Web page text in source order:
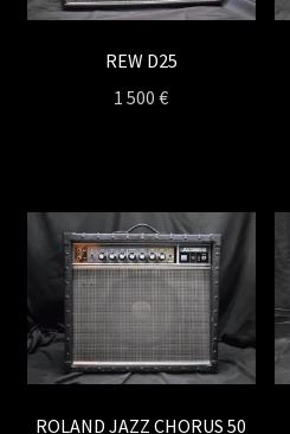
REW D25
1 500€
ROLAND JAZZ CHORUS 50